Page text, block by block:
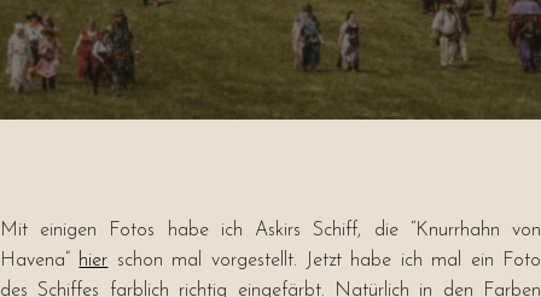
Mit einigen Fotos habe ich Askirs Schiff, die “Knurrhahn von
Havena” hier schon mal vorgestellt. Jetzt habe ich mal ein Foto
des Schiffes farblich richtig eingefärbt. Natürlich in den Farben